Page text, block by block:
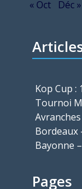
« Oct Déc »
Kop Cup :
Tournoi
Bordeaux
Bayonne
Pages